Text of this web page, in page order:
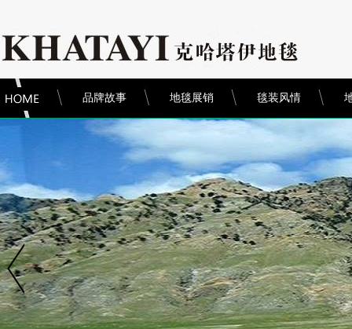
品牌故事 地毯展销 毯装风情